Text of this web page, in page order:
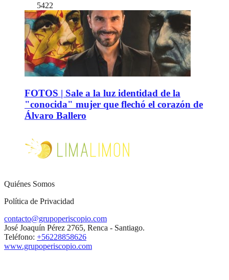
5422
FOTOS | Sale a la luz identidad de la
"conocida" mujer que flechó el corazón de
Álvaro Ballero
Quiénes Somos
Política de Privacidad
contacto@grupoperiscopio.com
José Joaquín Pérez 2765, Renca - Santiago.
Teléfono: +56228858626
www.grupoperiscopio.com